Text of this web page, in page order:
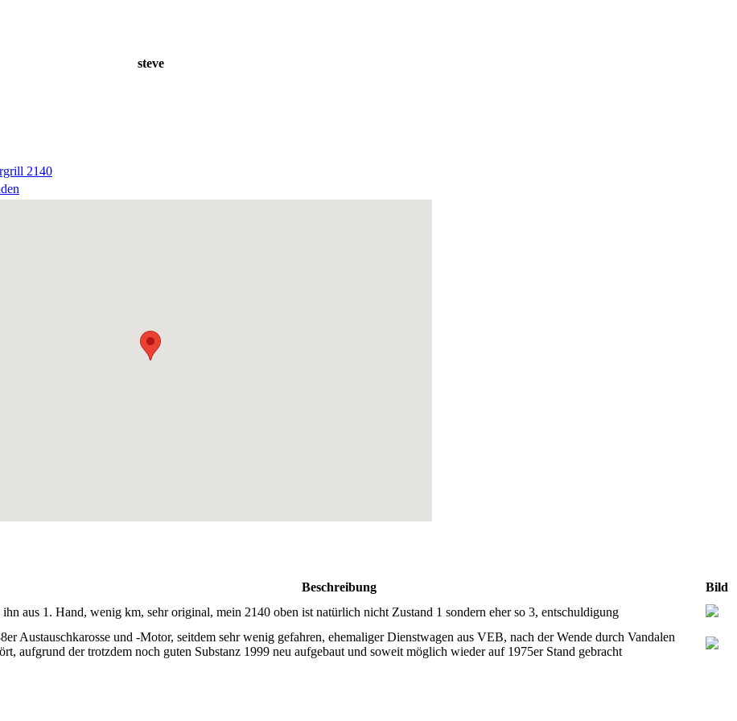
steve
2140
Beschreibung
Bild
ihn aus 1. Hand, wenig km, sehr original, mein 2140 oben ist natürlich nicht Zustand 1 sondern eher so 3, entschuldigung
Austauschkarosse und -Motor, seitdem sehr wenig gefahren, ehemaliger Dienstwagen aus VEB, nach der Wende durch Vandalen
aufgrund der trotzdem noch guten Substanz 1999 neu aufgebaut und soweit möglich wieder auf 1975er Stand gebracht